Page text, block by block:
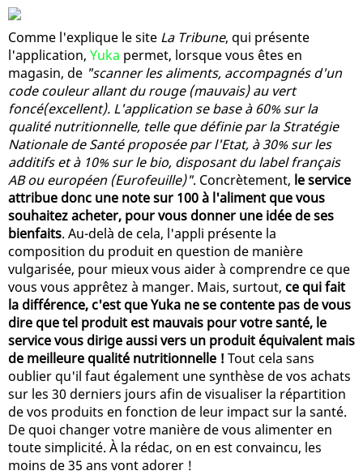
Comme l'explique le site La Tribune, qui présente
l'application, Yuka permet, lorsque vous êtes en
magasin, de "scanner les aliments, accompagnés d'un
code couleur allant du rouge (mauvais) au vert
foncé(excellent). L'application se base à 60% sur la
qualité nutritionnelle, telle que définie par la Stratégie
Nationale de Santé proposée par l'Etat, à 30% sur les
additifs et à 10% sur le bio, disposant du label français
AB ou européen (Eurofeuille)". Concrètement, le service
attribue donc une note sur 100 à l'aliment que vous
souhaitez acheter, pour vous donner une idée de ses
bienfaits. Au-delà de cela, l'appli présente la
composition du produit en question de manière
vulgarisée, pour mieux vous aider à comprendre ce que
vous vous apprêtez à manger. Mais, surtout, ce qui fait
la différence, c'est que Yuka ne se contente pas de vous
dire que tel produit est mauvais pour votre santé, le
service vous dirige aussi vers un produit équivalent mais
de meilleure qualité nutritionnelle ! Tout cela sans
oublier qu'il faut également une synthèse de vos achats
sur les 30 derniers jours afin de visualiser la répartition
de vos produits en fonction de leur impact sur la santé.
De quoi changer votre manière de vous alimenter en
toute simplicité. À la rédac, on en est convaincu, les
moins de 35 ans vont adorer !